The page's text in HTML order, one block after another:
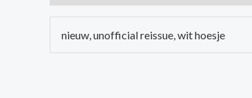
nieuw, unofficial reissue, wit hoesje